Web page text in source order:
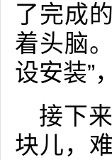
了完成
着头脑
设安装”
接下
块儿，